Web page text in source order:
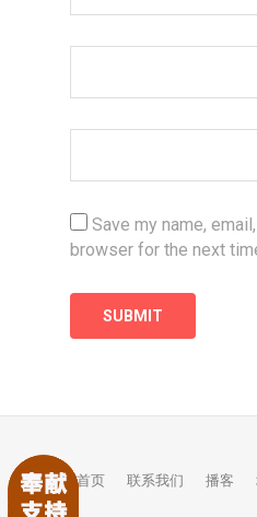
Save my name,
browser for the next
首页 联系我们 播客